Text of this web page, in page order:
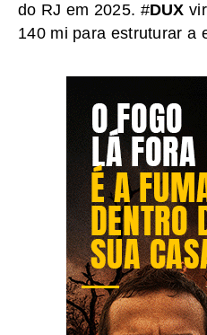
do RJ em 2025. #DUX
140 mi para estruturar a